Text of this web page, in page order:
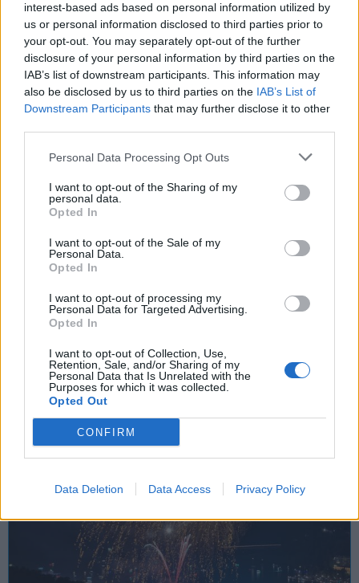
interest-based ads based on personal information utilized by
us or personal information disclosed to third parties prior to
your opt-out. You may separately opt-out of the further
disclosure of your personal information by third parties on the
IAB’s list of downstream participants. This information may
also be disclosed by us to third parties on the IAB’s List of
Downstream Participants that may further disclose it to other
Personal Data Processing Opt Outs
I want to opt-out of the Sharing of my
personal data.
Opted In
I want to opt-out of the Sale of my
Personal Data.
Opted In
I want to opt-out of processing my
Personal Data for Targeted Advertising.
Opted In
I want to opt-out of Collection, Use,
Retention, Sale, and/or Sharing of my
Personal Data that Is Unrelated with the
Purposes for which it was collected.
Opted Out
CONFIRM
Data Deletion Data Access Privacy Policy
SAGRE, FIERE E FESTE
08 Agosto 2026 - 15 Agosto 2026
Ecco il programma della festa della
Montagna 2026: fervono i preparativi
degli alpini di Varese attorno al Grand
Hotel del Campo dei fiori
Varese
Grand Hotel Campo Dei Fiori Di Varese